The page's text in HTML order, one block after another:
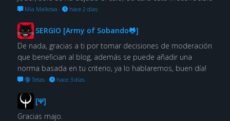
Mia Malkova · hace 2 días
SERGIO [Army of Sobando🐸]
De nada, gracias a ti por tomar decisiones de moderación
que benefician al blog, además se puede añadir una
norma basada en tu criterio, ya lo hablaremos, buen día!
🔞 Tetas· hace 3 días
[Ψ]
Gracias majo.